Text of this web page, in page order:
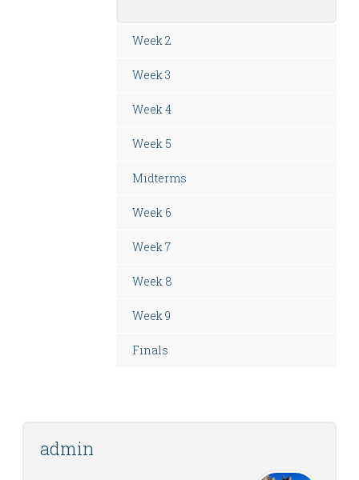
Week 2
Week 3
Week 4
Week 5
Midterms
Week 6
Week 7
Week 8
Week 9
Finals
admin